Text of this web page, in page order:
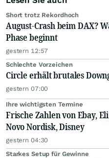
Short trotz Rekordhoch
August-Crash beim DAX?
Phase beginnt
gestern 12:57
Schlechte Vorzeichen
Circle erhält brutales
gestern 07:00
Ihre wichtigsten Termine
Frische Zahlen von Ebay,
Novo Nordisk, Disney
gestern 04:30
Starkes Setup für Gewinne